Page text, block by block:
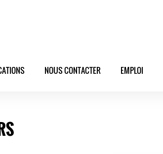
NOUS CONTACTER EMPLOI